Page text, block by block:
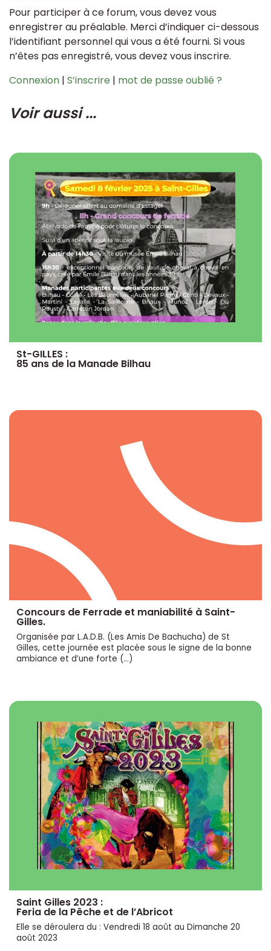
Pour participer à ce forum, vous devez vous
enregistrer au préalable. Merci d’indiquer ci-dessous
l’identifiant personnel qui vous a été fourni. Si vous
n’êtes pas enregistré, vous devez vous inscrire.
Connexion | S’inscrire | mot de passe oublié ?
Voir aussi ...
St-GILLES :
85 ans de la Manade Bilhau
Concours de Ferrade et maniabilité à Saint-
Gilles.
Organisée par L.A.D.B. (Les Amis De Bachucha) de St
Gilles, cette journée est placée sous le signe de la bonne
ambiance et d’une forte (…)
Saint Gilles 2023 :
Feria de la Pêche et de l’Abricot
Elle se déroulera du : Vendredi 18 août au Dimanche 20
août 2023